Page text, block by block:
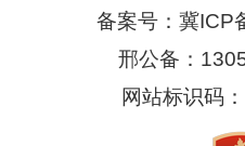
备案号：冀ICP
邢公备：
网站标识码